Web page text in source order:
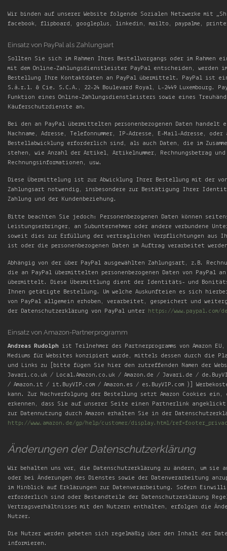
Wir binden auf unserer Website folgende Sozialen Netzwerke mit
facebook, flipboard, googleplus, linkedin, mailto, paypalme,
Einsatz von PayPal als Zahlungsart
Sollten Sie sich im Rahmen Ihres Bestellvorgangs oder im Rahmen
mit dem Online-Zahlungsdienstleister PayPal entscheiden, werden
Bestellung Ihre Kontaktdaten an PayPal übermittelt. PayPal ist ein
S.à.r.l. & Cie. S.C.A., 22-24 Boulevard Royal, L-2449 Luxembourg.
Funktion eines Online-Zahlungsdienstleisters sowie eines
Käuferschutzdienste an.
Bei den an PayPal übermittelten personenbezogenen Daten handelt
Nachname, Adresse, Telefonnummer, IP-Adresse, E-Mail-Adresse,
Bestellabwicklung erforderlich sind, als auch Daten, die im
stehen, wie Anzahl der Artikel, Artikelnummer, Rechnungsbetrag
Rechnungsinformationen, usw.
Diese Übermittelung ist zur Abwicklung Ihrer Bestellung mit der
Zahlungsart notwendig, insbesondere zur Bestätigung Ihrer
Zahlung und der Kundenbeziehung.
Bitte beachten Sie jedoch: Personenbezogenen Daten können
Leistungserbringer, an Subunternehmer oder andere verbundene
soweit dies zur Erfüllung der vertraglichen Verpflichtungen aus
ist oder die personenbezogenen Daten im Auftrag verarbeitet
Abhängig von der über PayPal ausgewählten Zahlungsart, z.B.
die an PayPal übermittelten personenbezogenen Daten von PayPal
übermittelt. Diese Übermittlung dient der Identitäts- und
Ihnen getätigte Bestellung. Um welche Auskunfteien es sich
von PayPal allgemein erhoben, verarbeitet, gespeichert und
der Datenschutzerklärung von PayPal unter https://www.paypal.com/
Einsatz von Amazon-Partnerprogramm
Andreas Rudolph ist Teilnehmer des Partnerprogramms von Amazon
Mediums für Websites konzipiert wurde, mittels dessen durch die
und Links zu [bitte fügen Sie hier den zutreffenden Namen der
Javari.co.uk / Local.Amazon.co.uk / Amazon.de / Javari.de /
/ Amazon.it / it.BuyVIP.com / Amazon.es / es.BuyVIP.com )]
kann. Zur Nachverfolgung der Bestellung setzt Amazon Cookies
erkennen, dass Sie auf unserer Seite einen Partnerlink angeklickt
zur Datennutzung durch Amazon erhalten Sie in der
http://www.amazon.de/gp/help/customer/display.html/
Änderungen der Datenschutzerklärung
Wir behalten uns vor, die Datenschutzerklärung zu ändern, um sie
oder bei Änderungen des Dienstes sowie der Datenverarbeitung
im Hinblick auf Erklärungen zur Datenverarbeitung. Sofern
erforderlich sind oder Bestandteile der Datenschutzerklärung
Vertragsverhältnisses mit den Nutzern enthalten, erfolgen die
Nutzer.
Die Nutzer werden gebeten sich regelmäßig über den Inhalt der
informieren.